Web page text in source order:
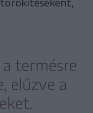
termésre
elűzve a